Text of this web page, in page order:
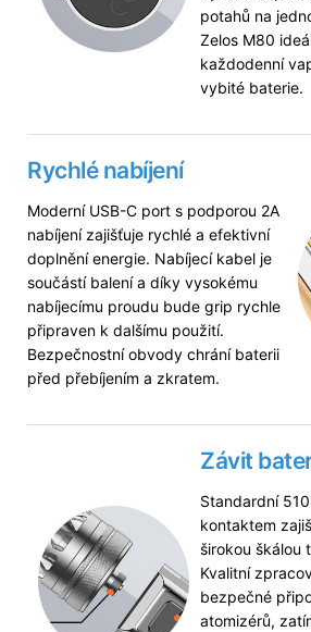
potahů na
Zelos M80
každodenní
vybité baterie.
Rychlé nabíjení
Moderní USB-C port s podporou 2A
nabíjení zajišťuje rychlé a efektivní
doplnění energie. Nabíjecí kabel je
součástí balení a díky vysokému
nabíjecímu proudu bude grip rychle
připraven k dalšímu použití.
Bezpečnostní obvody chrání baterii
před přebíjením a zkratem.
Závit
Standardní
kontaktem
širokou škálou
Kvalitní
bezpečné
atomizérů,